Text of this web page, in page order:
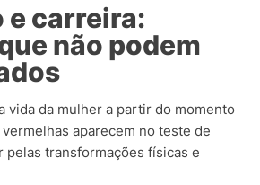
e carreira:
não podem
vida da mulher a partir do momento
aparecem no teste de
pelas transformações físicas e